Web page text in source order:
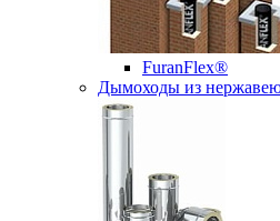
FuranFlex®
Дымоходы из